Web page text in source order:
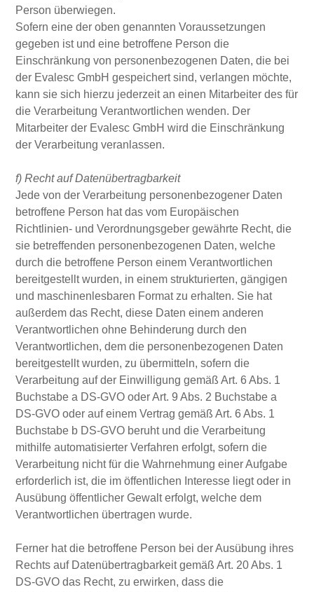
Person überwiegen.
Sofern eine der oben genannten Voraussetzungen
gegeben ist und eine betroffene Person die
Einschränkung von personenbezogenen Daten, die bei
der Evalesc GmbH gespeichert sind, verlangen möchte,
kann sie sich hierzu jederzeit an einen Mitarbeiter des für
die Verarbeitung Verantwortlichen wenden. Der
Mitarbeiter der Evalesc GmbH wird die Einschränkung
der Verarbeitung veranlassen.
f) Recht auf Datenübertragbarkeit
Jede von der Verarbeitung personenbezogener Daten
betroffene Person hat das vom Europäischen
Richtlinien- und Verordnungsgeber gewährte Recht, die
sie betreffenden personenbezogenen Daten, welche
durch die betroffene Person einem Verantwortlichen
bereitgestellt wurden, in einem strukturierten, gängigen
und maschinenlesbaren Format zu erhalten. Sie hat
außerdem das Recht, diese Daten einem anderen
Verantwortlichen ohne Behinderung durch den
Verantwortlichen, dem die personenbezogenen Daten
bereitgestellt wurden, zu übermitteln, sofern die
Verarbeitung auf der Einwilligung gemäß Art. 6 Abs. 1
Buchstabe a DS-GVO oder Art. 9 Abs. 2 Buchstabe a
DS-GVO oder auf einem Vertrag gemäß Art. 6 Abs. 1
Buchstabe b DS-GVO beruht und die Verarbeitung
mithilfe automatisierter Verfahren erfolgt, sofern die
Verarbeitung nicht für die Wahrnehmung einer Aufgabe
erforderlich ist, die im öffentlichen Interesse liegt oder in
Ausübung öffentlicher Gewalt erfolgt, welche dem
Verantwortlichen übertragen wurde.
Ferner hat die betroffene Person bei der Ausübung ihres
Rechts auf Datenübertragbarkeit gemäß Art. 20 Abs. 1
DS-GVO das Recht, zu erwirken, dass die